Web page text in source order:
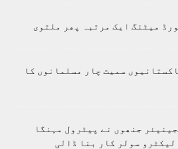
میٹنگ ایک مرتبہ پھر ملتوی
سمیت چار مسلمانوں کا
جنھوں نے پیٹرول مہنگا
سولر کار بنا ڈالی